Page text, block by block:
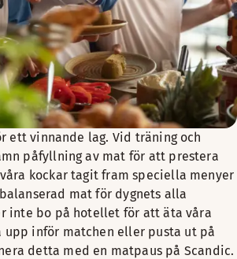
ett vinnande lag. Vid träning och
påfyllning av mat för att prestera
kockar tagit fram speciella menyer
mat för dygnets alla
inte bo på hotellet för att äta våra
upp inför matchen eller pusta ut på
detta med en matpaus på Scandic.